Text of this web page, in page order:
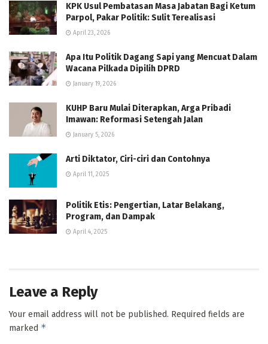
KPK Usul Pembatasan Masa Jabatan Bagi Ketum
Parpol, Pakar Politik: Sulit Terealisasi
April 23, 2026
Apa Itu Politik Dagang Sapi yang Mencuat Dalam
Wacana Pilkada Dipilih DPRD
January 19, 2026
KUHP Baru Mulai Diterapkan, Arga Pribadi
Imawan: Reformasi Setengah Jalan
January 5, 2026
Arti Diktator, Ciri-ciri dan Contohnya
April 11, 2025
Politik Etis: Pengertian, Latar Belakang,
Program, dan Dampak
April 4, 2025
Leave a Reply
Your email address will not be published. Required fields are
marked *